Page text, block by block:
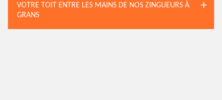
VOTRE TOIT ENTRE LES MAINS DE NOS ZINGUEURS À
GRANS